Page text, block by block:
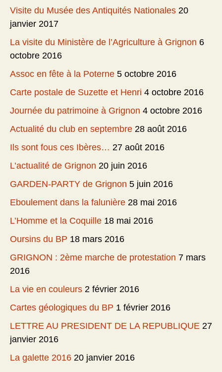
Visite du Musée des Antiquités Nationales 20
janvier 2017
La visite du Ministère de l’Agriculture à Grignon 6
octobre 2016
Assoc en fête à la Poterne 5 octobre 2016
Carte postale de Suzette et Henri 4 octobre 2016
Journée du patrimoine à Grignon 4 octobre 2016
Actualité du club en septembre 28 août 2016
Ils sont fous ces Ibères… 27 août 2016
L’actualité de Grignon 20 juin 2016
GARDEN-PARTY de Grignon 5 juin 2016
Eboulement dans la falunière 28 mai 2016
L’Homme et la Coquille 18 mai 2016
Oursins du BP 18 mars 2016
GRIGNON : 2ème marche de protestation 7 mars
2016
La vie en couleurs 2 février 2016
Cartes géologiques du BP 1 février 2016
LETTRE AU PRESIDENT DE LA REPUBLIQUE 27
janvier 2016
La galette 2016 20 janvier 2016